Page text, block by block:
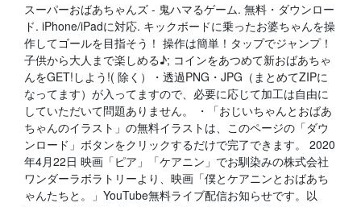
スーパーおばあちゃんズ - 鬼ハマるゲーム. 無料・ダウンロー
ド. iPhone/iPadに対応. キックボードに乗ったお婆ちゃんを操
作してゴールを目指そう！ 操作は簡単！タップでジャンプ！
子供から大人まで楽しめる♪; コインをあつめて新おばあちゃ
んをGET!しよう!( 除く）・透過PNG・JPG（まとめてZIPに
なってます）が入ってますので、必要に応じて加工は自由に
していただいて問題ありません。 ・「おじいちゃんとおばあ
ちゃんのイラスト」の無料イラストは、このページの「ダウ
ンロード」ボタンをクリックするだけで完了できます。 2020
年4月22日 映画「ピア」「ケアニン」でお馴染みの株式会社
ワンダーラボラトリーより、映画「僕とケアニンとおばあち
ゃんたちと。」YouTube無料ライブ配信お知らせです。以